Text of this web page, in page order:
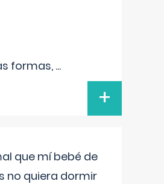
formas, ...
+
que mí bebé de
no quiera dormir